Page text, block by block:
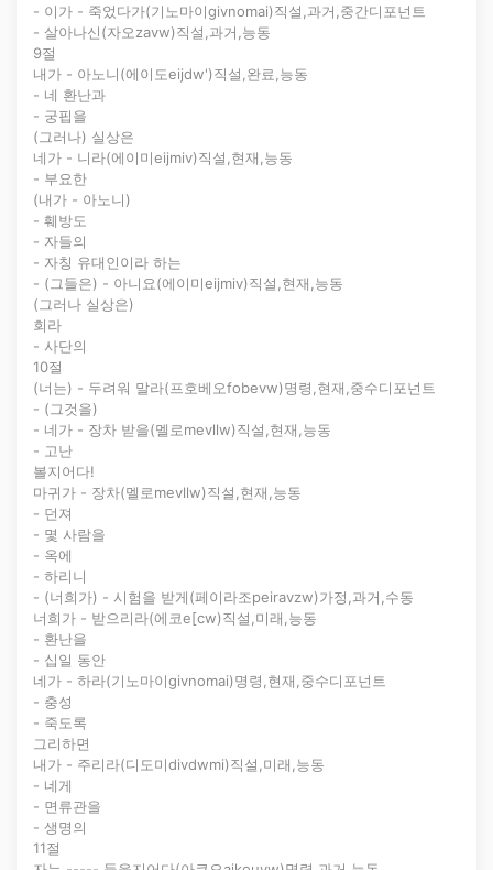
- 이가 - 죽었다가(기노마이givnomai)직설,과거,중간디포넌트
- 살아나신(자오zavw)직설,과거,능동
9절
내가 - 아노니(에이도eijdw')직설,완료,능동
- 네 환난과
- 궁핍을
(그러나) 실상은
네가 - 니라(에이미eijmiv)직설,현재,능동
- 부요한
(내가 - 아노니)
- 훼방도
- 자들의
- 자칭 유대인이라 하는
- (그들은) - 아니요(에이미eijmiv)직설,현재,능동
(그러나 실상은)
회라
- 사단의
10절
(너는) - 두려워 말라(프호베오fobevw)명령,현재,중수디포넌트
- (그것을)
- 네가 - 장차 받을(멜로mevllw)직설,현재,능동
- 고난
볼지어다!
마귀가 - 장차(멜로mevllw)직설,현재,능동
- 던져
- 몇 사람을
- 옥에
- 하리니
- (너희가) - 시험을 받게(페이라조peiravzw)가정,과거,수동
너희가 - 받으리라(에코e[cw)직설,미래,능동
- 환난을
- 십일 동안
네가 - 하라(기노마이givnomai)명령,현재,중수디포넌트
- 충성
- 죽도록
그리하면
내가 - 주리라(디도미divdwmi)직설,미래,능동
- 네게
- 면류관을
- 생명의
11절